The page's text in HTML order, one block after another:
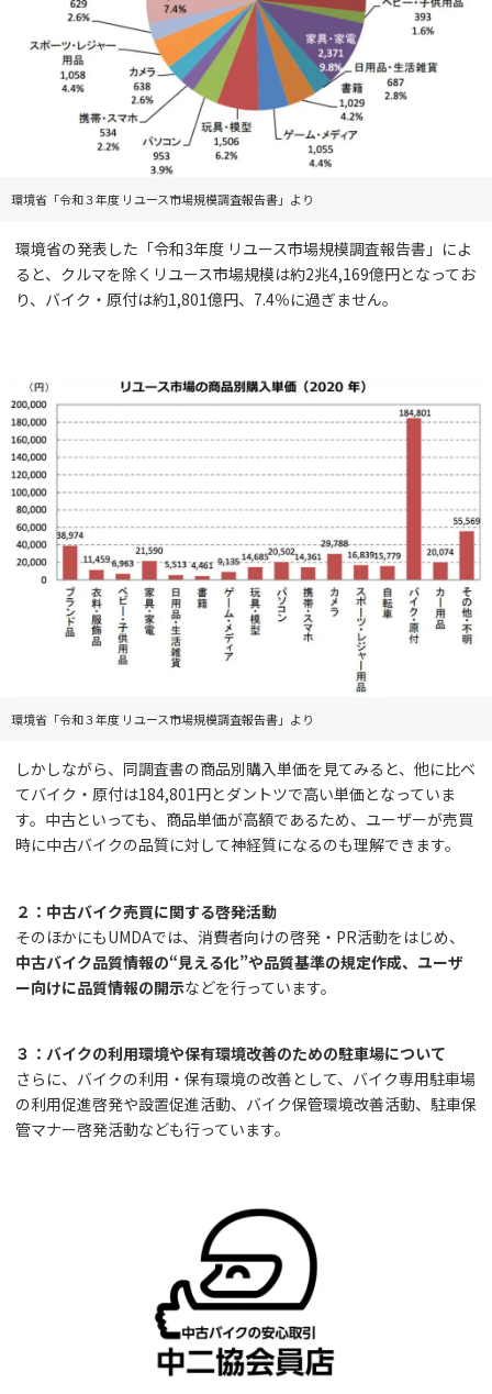
環境省「令和３年度 リユース市場規模調査報告書」より
環境省の発表した「令和3年度 リユース市場規模調査報告書」によ
ると、クルマを除くリユース市場規模は約2兆4,169億円となってお
り、バイク・原付は約1,801億円、7.4％に過ぎません。
環境省「令和３年度 リユース市場規模調査報告書」より
しかしながら、同調査書の商品別購入単価を見てみると、他に比べ
てバイク・原付は184,801円とダントツで高い単価となっていま
す。中古といっても、商品単価が高額であるため、ユーザーが売買
時に中古バイクの品質に対して神経質になるのも理解できます。
２：中古バイク売買に関する啓発活動
そのほかにもUMDAでは、消費者向けの啓発・PR活動をはじめ、
中古バイク品質情報の“見える化”や品質基準の規定作成、ユーザ
ー向けに品質情報の開示などを行っています。
３：バイクの利用環境や保有環境改善のための駐車場について
さらに、バイクの利用・保有環境の改善として、バイク専用駐車場
の利用促進啓発や設置促進活動、バイク保管環境改善活動、駐車保
管マナー啓発活動なども行っています。